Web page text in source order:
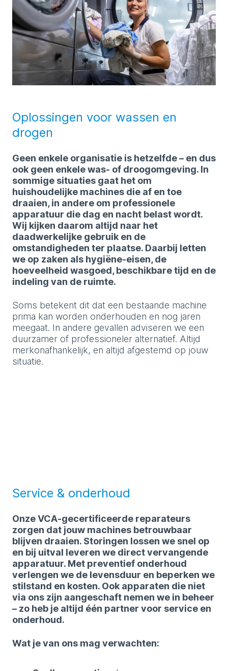
Oplossingen voor wassen en
drogen
Geen enkele organisatie is hetzelfde – en dus
ook geen enkele was- of droogomgeving. In
sommige situaties gaat het om
huishoudelijke machines die af en toe
draaien, in andere om professionele
apparatuur die dag en nacht belast wordt.
Wij kijken daarom altijd naar het
daadwerkelijke gebruik en de
omstandigheden ter plaatse. Daarbij letten
we op zaken als hygiëne-eisen, de
hoeveelheid wasgoed, beschikbare tijd en de
indeling van de ruimte.
Soms betekent dit dat een bestaande machine
prima kan worden onderhouden en nog jaren
meegaat. In andere gevallen adviseren we een
duurzamer of professioneler alternatief. Altijd
merkonafhankelijk, en altijd afgestemd op jouw
situatie.
Service & onderhoud
Onze VCA-gecertificeerde reparateurs
zorgen dat jouw machines betrouwbaar
blijven draaien. Storingen lossen we snel op
en bij uitval leveren we direct vervangende
apparatuur. Met preventief onderhoud
verlengen we de levensduur en beperken we
stilstand en kosten. Ook apparaten die niet
via ons zijn aangeschaft nemen we in beheer
– zo heb je altijd één partner voor service en
onderhoud.
Wat je van ons mag verwachten: